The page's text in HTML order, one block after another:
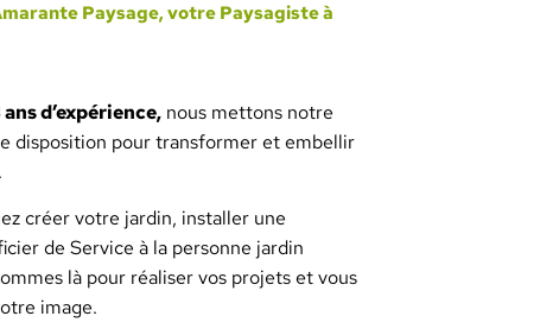
Paysage, votre Paysagiste à
ans d’expérience, nous mettons notre
disposition pour transformer et embellir
créer votre jardin, installer une
de Service à la personne jardin
là pour réaliser vos projets et vous
image.